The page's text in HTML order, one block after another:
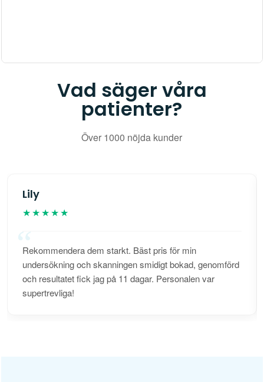
Vad säger våra
patienter?
Över 1000 nöjda kunder
Lily
★★★★★
Rekommendera dem starkt. Bäst pris för min
undersökning och skanningen smidigt bokad, genomförd
och resultatet fick jag på 11 dagar. Personalen var
supertrevliga!